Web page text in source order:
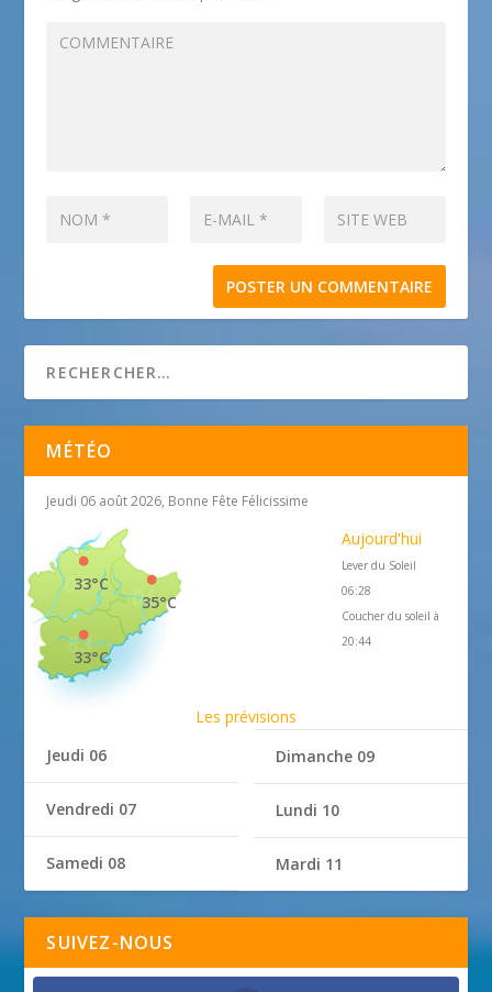
MÉTÉO
Jeudi 06 août 2026, Bonne Fête Félicissime
35°C
33°C
33°C
Aujourd'hui
Lever du Soleil
06:28
Coucher du soleil à
20:44
Les prévisions
Jeudi 06
Vendredi 07
Samedi 08
Dimanche 09
Lundi 10
Mardi 11
SUIVEZ-NOUS